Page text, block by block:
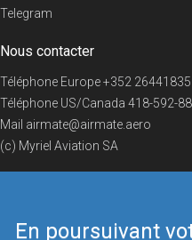
En poursuivant
Telegram
Nous contacter
Téléphone Europe+352 26441835
Téléphone US/Canada 418-592-
Mail airmate@airmate.aero
(c) Myriel Aviation SA
© 2019 Airmate -Conditions